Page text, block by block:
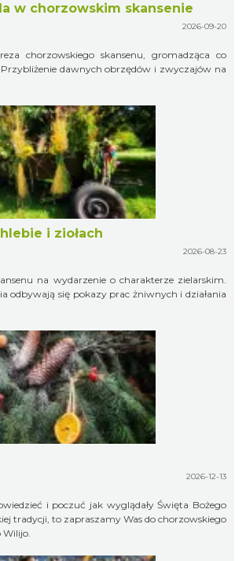
w chorzowskim skansenie
2026-09-20
chorzowskiego skansenu, gromadząca co
dawnych obrzędów i zwyczajów na
i ziołach
2026-08-23
na wydarzenie o charakterze zielarskim.
odbywają się pokazy prac żniwnych i działania
2026-12-13
i poczuć jak wyglądały Święta Bożego
tradycji, to zapraszamy Was do chorzowskiego
Wilijo.